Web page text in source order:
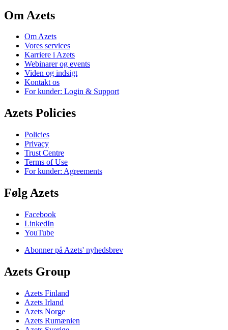
Om Azets
Om Azets
Vores services
Karriere i Azets
Webinarer og events
Viden og indsigt
Kontakt os
For kunder: Login & Support
Azets Policies
Policies
Privacy
Trust Centre
Terms of Use
For kunder: Agreements
Følg Azets
Facebook
LinkedIn
YouTube
Abonner på Azets' nyhedsbrev
Azets Group
Azets Finland
Azets Irland
Azets Norge
Azets Rumænien